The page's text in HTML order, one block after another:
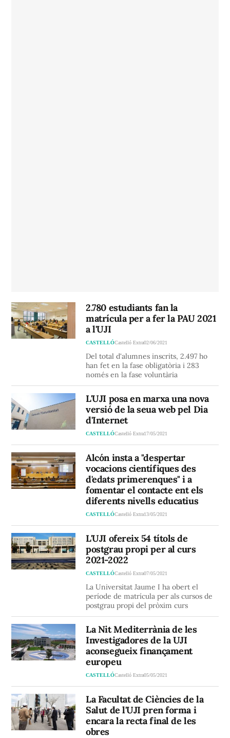
2.780 estudiants fan la
matrícula per a fer la PAU 2021
a l'UJI
CASTELLÓCastelló Extra02/06/2021
Del total d'alumnes inscrits, 2.497 ho
han fet en la fase obligatòria i 283
només en la fase voluntària
L'UJI posa en marxa una nova
versió de la seua web pel Dia
d'Internet
CASTELLÓCastelló Extra17/05/2021
Alcón insta a "despertar
vocacions científiques des
d'edats primerenques" i a
fomentar el contacte ent els
diferents nivells educatius
CASTELLÓCastelló Extra13/05/2021
L'UJI ofereix 54 títols de
postgrau propi per al curs
2021-2022
CASTELLÓCastelló Extra07/05/2021
La Universitat Jaume I ha obert el
període de matrícula per als cursos de
postgrau propi del pròxim curs
La Nit Mediterrània de les
Investigadores de la UJI
aconsegueix finançament
europeu
CASTELLÓCastelló Extra05/05/2021
La Facultat de Ciències de la
Salut de l'UJI pren forma i
encara la recta final de les
obres